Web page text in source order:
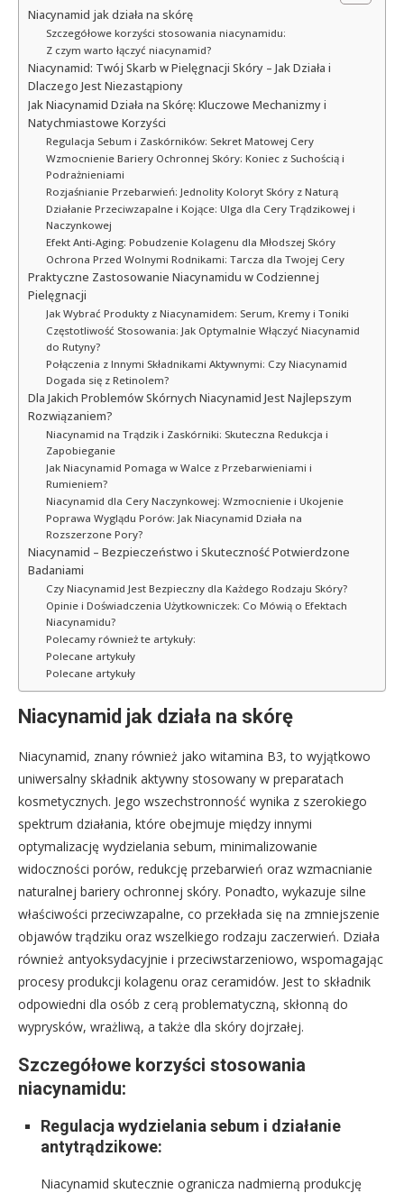
Niacynamid jak działa na skórę
Szczegółowe korzyści stosowania niacynamidu:
Z czym warto łączyć niacynamid?
Niacynamid: Twój Skarb w Pielęgnacji Skóry – Jak Działa i
Dlaczego Jest Niezastąpiony
Jak Niacynamid Działa na Skórę: Kluczowe Mechanizmy i
Natychmiastowe Korzyści
Regulacja Sebum i Zaskórników: Sekret Matowej Cery
Wzmocnienie Bariery Ochronnej Skóry: Koniec z Suchością i
Podrażnieniami
Rozjaśnianie Przebarwień: Jednolity Koloryt Skóry z Naturą
Działanie Przeciwzapalne i Kojące: Ulga dla Cery Trądzikowej i
Naczynkowej
Efekt Anti-Aging: Pobudzenie Kolagenu dla Młodszej Skóry
Ochrona Przed Wolnymi Rodnikami: Tarcza dla Twojej Cery
Praktyczne Zastosowanie Niacynamidu w Codziennej
Pielęgnacji
Jak Wybrać Produkty z Niacynamidem: Serum, Kremy i Toniki
Częstotliwość Stosowania: Jak Optymalnie Włączyć Niacynamid
do Rutyny?
Połączenia z Innymi Składnikami Aktywnymi: Czy Niacynamid
Dogada się z Retinolem?
Dla Jakich Problemów Skórnych Niacynamid Jest Najlepszym
Rozwiązaniem?
Niacynamid na Trądzik i Zaskórniki: Skuteczna Redukcja i
Zapobieganie
Jak Niacynamid Pomaga w Walce z Przebarwieniami i
Rumieniem?
Niacynamid dla Cery Naczynkowej: Wzmocnienie i Ukojenie
Poprawa Wyglądu Porów: Jak Niacynamid Działa na
Rozszerzone Pory?
Niacynamid – Bezpieczeństwo i Skuteczność Potwierdzone
Badaniami
Czy Niacynamid Jest Bezpieczny dla Każdego Rodzaju Skóry?
Opinie i Doświadczenia Użytkowniczek: Co Mówią o Efektach
Niacynamidu?
Polecamy również te artykuły:
Polecane artykuły
Polecane artykuły
Niacynamid jak działa na skórę
Niacynamid, znany również jako witamina B3, to wyjątkowo
uniwersalny składnik aktywny stosowany w preparatach
kosmetycznych. Jego wszechstronność wynika z szerokiego
spektrum działania, które obejmuje między innymi
optymalizację wydzielania sebum, minimalizowanie
widoczności porów, redukcję przebarwień oraz wzmacnianie
naturalnej bariery ochronnej skóry. Ponadto, wykazuje silne
właściwości przeciwzapalne, co przekłada się na zmniejszenie
objawów trądziku oraz wszelkiego rodzaju zaczerwień. Działa
również antyoksydacyjnie i przeciwstarzeniowo, wspomagając
procesy produkcji kolagenu oraz ceramidów. Jest to składnik
odpowiedni dla osób z cerą problematyczną, skłonną do
wyprysków, wrażliwą, a także dla skóry dojrzałej.
Szczegółowe korzyści stosowania
niacynamidu:
Regulacja wydzielania sebum i działanie
antytrądzikowe:
Niacynamid skutecznie ogranicza nadmierną produkcję